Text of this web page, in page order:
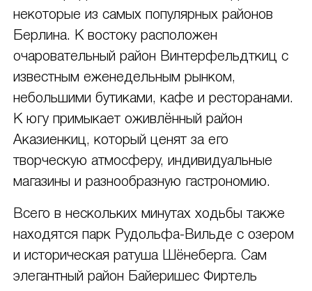
некоторые из самых популярных районов
Берлина. К востоку расположен
очаровательный район Винтерфельдткиц с
известным еженедельным рынком,
небольшими бутиками, кафе и ресторанами.
К югу примыкает оживлённый район
Аказиенкиц, который ценят за его
творческую атмосферу, индивидуальные
магазины и разнообразную гастрономию.
Всего в нескольких минутах ходьбы также
находятся парк Рудольфа-Вильде с озером
и историческая ратуша Шёнеберга. Сам
элегантный район Байеришес Фиртель